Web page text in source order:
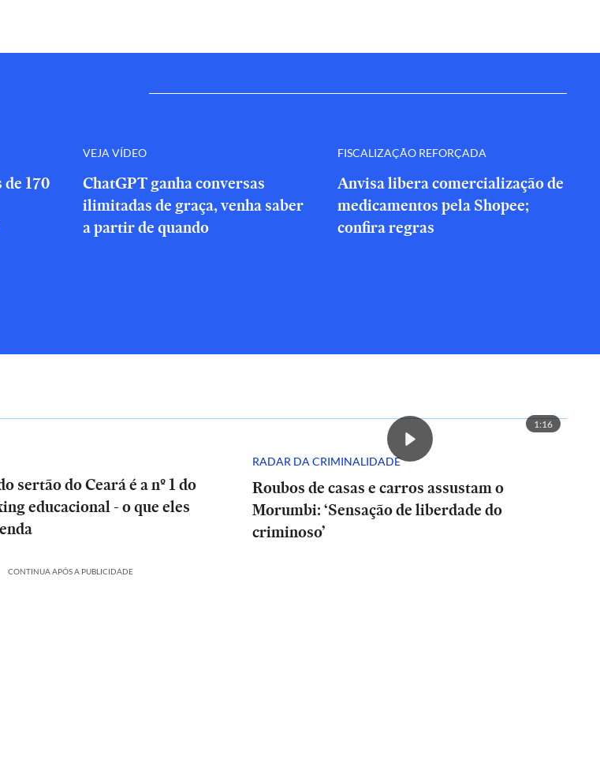
170
VEJA VÍDEO
ChatGPT ganha conversas
ilimitadas de graça, venha saber
a partir de quando
FISCALIZAÇÃO REFORÇADA
Anvisa libera comercialização de
medicamentos pela Shopee;
confira regras
sertão do Ceará é a nº 1 do
educacional - o que eles
1:16
RADAR DA CRIMINALIDADE
Roubos de casas e carros assustam o
Morumbi: ‘Sensação de liberdade do
criminoso’
CONTINUA APÓS A PUBLICIDADE